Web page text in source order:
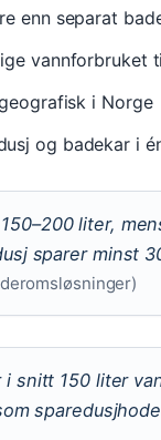
enn separat
vannforbruket
i Norge
og badekar i
liter,
sparer minst
snitt 150 liter